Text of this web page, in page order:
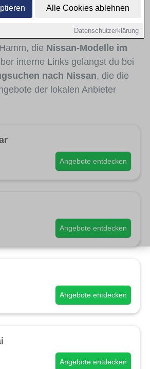
Alle Cookies ablehnen
Datenschutzerklärung
sind und für welche
interessant ist. Viele
von Autohäusern und
die Nissan-Modelle im
interne Links gelangst du bei
nach Nissan, die die
der lokalen Anbieter
Angebote entdecken
Angebote entdecken
Angebote entdecken
Angebote entdecken